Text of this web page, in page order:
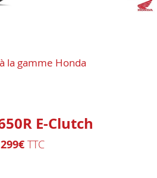
la gamme Honda
E-Clutch
TTC